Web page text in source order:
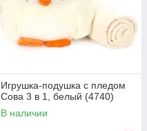
Игрушка-подушка с пледом
Сова 3 в 1, белый (4740)
В наличии